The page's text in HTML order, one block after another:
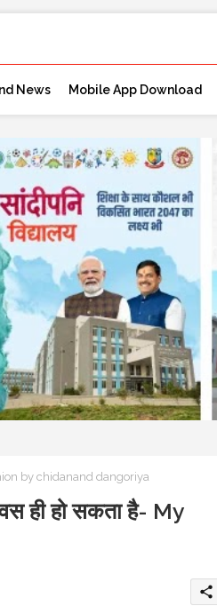
News Mobile App Download
by chidanand dangoriya
ही हो सकता है- My
share